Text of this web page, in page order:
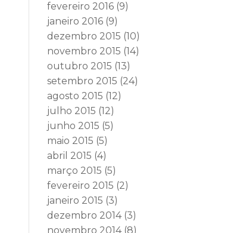
fevereiro 2016 (9)
janeiro 2016 (9)
dezembro 2015 (10)
novembro 2015 (14)
outubro 2015 (13)
setembro 2015 (24)
agosto 2015 (12)
julho 2015 (12)
junho 2015 (5)
maio 2015 (5)
abril 2015 (4)
março 2015 (5)
fevereiro 2015 (2)
janeiro 2015 (3)
dezembro 2014(3)
novembro 2014(8)